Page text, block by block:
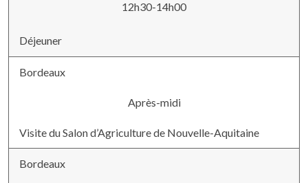
12h30-14h00
Déjeuner
Bordeaux
Après-midi
Visite du Salon d’Agriculture de Nouvelle-Aquitaine
Bordeaux